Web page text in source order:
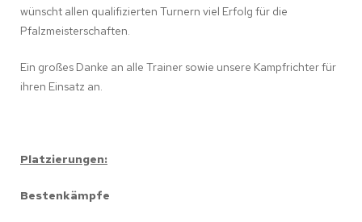
wünscht allen qualifizierten Turnern viel Erfolg für die
Pfalzmeisterschaften.
Ein großes Danke an alle Trainer sowie unsere Kampfrichter für
ihren Einsatz an.
Platzierungen:
Bestenkämpfe